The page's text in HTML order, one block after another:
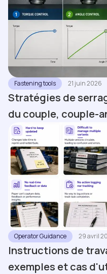
Fastening tools 21 juin 2026
Stratégies de
du couple, couple-
Operator Guidance 29 avril
Instructions de
exemples et cas